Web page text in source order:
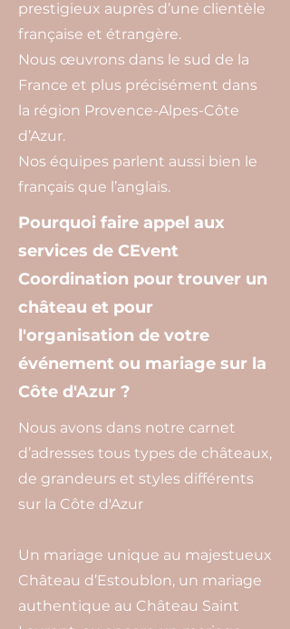
prestigieux auprès d’une clientèle
française et étrangère.
Nous œuvrons dans le sud de la
France et plus précisément dans
la région Provence-Alpes-Côte
d’Azur.
Nos équipes parlent aussi bien le
français que l’anglais.
Pourquoi faire appel aux
services de CEvent
Coordination pour trouver un
château et pour
l'organisation de votre
événement ou mariage sur la
Côte d'Azur ?
Nous avons dans notre carnet
d’adresses tous types de châteaux,
de grandeurs et styles différents
sur la Côte d'Azur
Un mariage unique au majestueux
Château d’Estoublon, un mariage
authentique au Château Saint